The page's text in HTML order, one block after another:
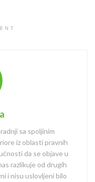
sa spoljinim
iz oblasti pravnih
da se objave u
razlikuje od drugih
i nisu uslovljeni bilo